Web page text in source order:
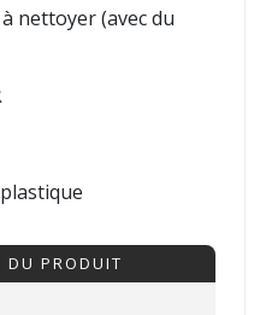
nettoyer (avec du
DU PRODUIT